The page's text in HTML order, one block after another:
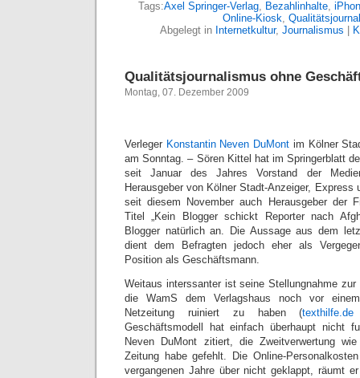
Tags:Axel Springer-Verlag, Bezahlinhalte,
Online-Kiosk,
Abgelegt in Internetkultur, Journalismus
Qualitätsjournalismus ohne
Montag, 07. Dezember 2009
Verleger Konstantin Neven DuMont im Kölner
am Sonntag. – Sören Kittel hat im Springerblatt
seit Januar des Jahres Vorstand der
Herausgeber von Kölner Stadt-Anzeiger, Express
seit diesem November auch Herausgeber der
Titel „Kein Blogger schickt Reporter nach
Blogger natürlich an. Die Aussage aus dem
dient dem Befragten jedoch eher als
Position als Geschäftsmann.
Weitaus interssanter ist seine Stellungnahme
die WamS dem Verlagshaus noch vor
Netzeitung ruiniert zu haben (texthilfe.de
Geschäftsmodell hat einfach überhaupt nicht
Neven DuMont zitiert, die Zweitverwertung
Zeitung habe gefehlt. Die Online-
vergangenen Jahre über nicht geklappt, räumt